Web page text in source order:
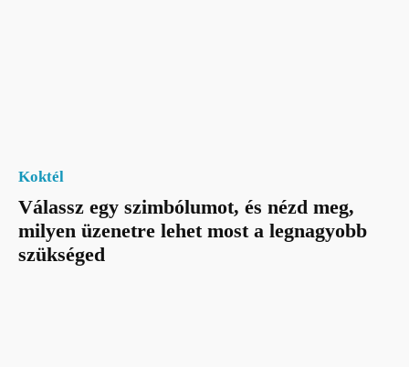
Koktél
Válassz egy szimbólumot, és nézd meg,
milyen üzenetre lehet most a legnagyobb
szükséged